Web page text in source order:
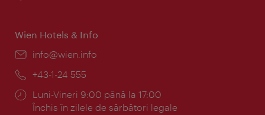
Wien Hotels & Info
E-
info@wien.info
Telefon:
+43-1-24 555
Program:
Luni-Vineri 9:00 până la 17:00
Închis în zilele de sărbători legale